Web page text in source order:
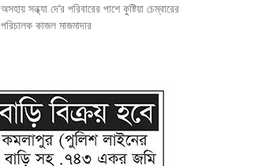
অসহায় সন্ধ্যা দে’র পরিবারের পাশে কুষ্টিয়া চেম্বারের
পরিচালক কাজল মাজমাদার